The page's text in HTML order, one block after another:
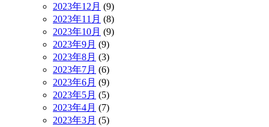
2023年12月 (9)
2023年11月 (8)
2023年10月 (9)
2023年9月 (9)
2023年8月 (3)
2023年7月 (6)
2023年6月 (9)
2023年5月 (5)
2023年4月 (7)
2023年3月 (5)